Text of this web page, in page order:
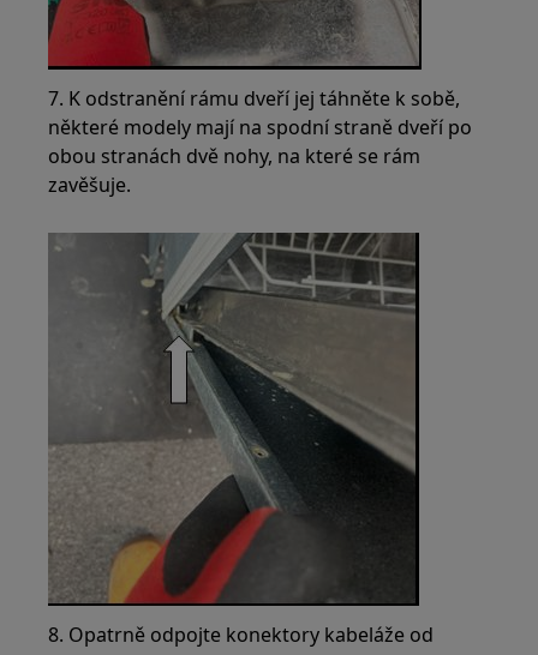
7. K odstranění rámu dveří jej táhněte k sobě,
některé modely mají na spodní straně dveří po
obou stranách dvě nohy, na které se rám
zavěšuje.
8. Opatrně odpojte konektory kabeláže od